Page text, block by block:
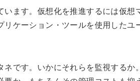
ます。仮想化を推進するには仮想
ケーション・ツールを使用したユ
です。いかにそれらを監視するか